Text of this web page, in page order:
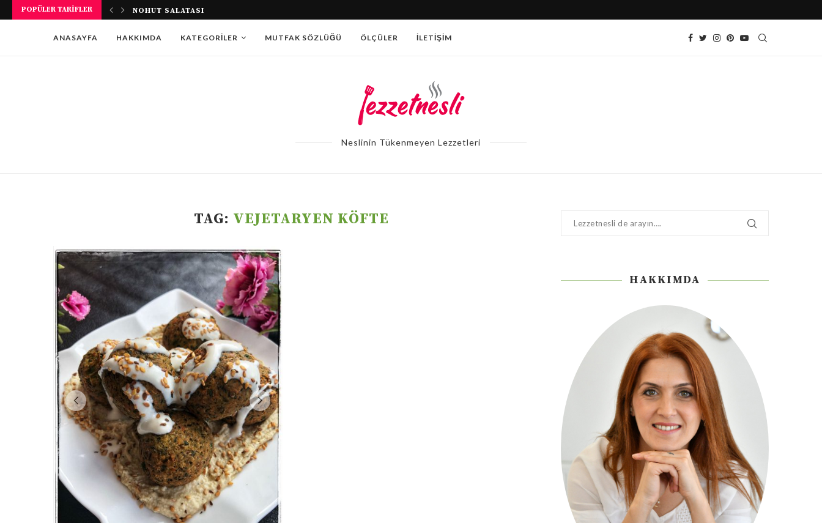
POPÜLER TARIFLER NOHUT SALATASI
ANASAYFA HAKKIMDA KATEGORILER MUTFAK SÖZLÜĞÜ ÖLÇÜLER İLETIŞIM
Neslinin Tükenmeyen Lezzetleri
TAG: VEJETARYEN KÖFTE
HAKKIMDA